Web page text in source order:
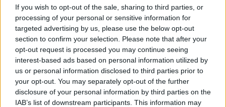
If you wish to opt-out of the sale, sharing to third parties, or
processing of your personal or sensitive information for
targeted advertising by us, please use the below opt-out
section to confirm your selection. Please note that after your
opt-out request is processed you may continue seeing
interest-based ads based on personal information utilized by
us or personal information disclosed to third parties prior to
your opt-out. You may separately opt-out of the further
disclosure of your personal information by third parties on the
IAB’s list of downstream participants. This information may
Cristian Castiglioni · 2 Ago 2026
TV ED ELETTRONICA